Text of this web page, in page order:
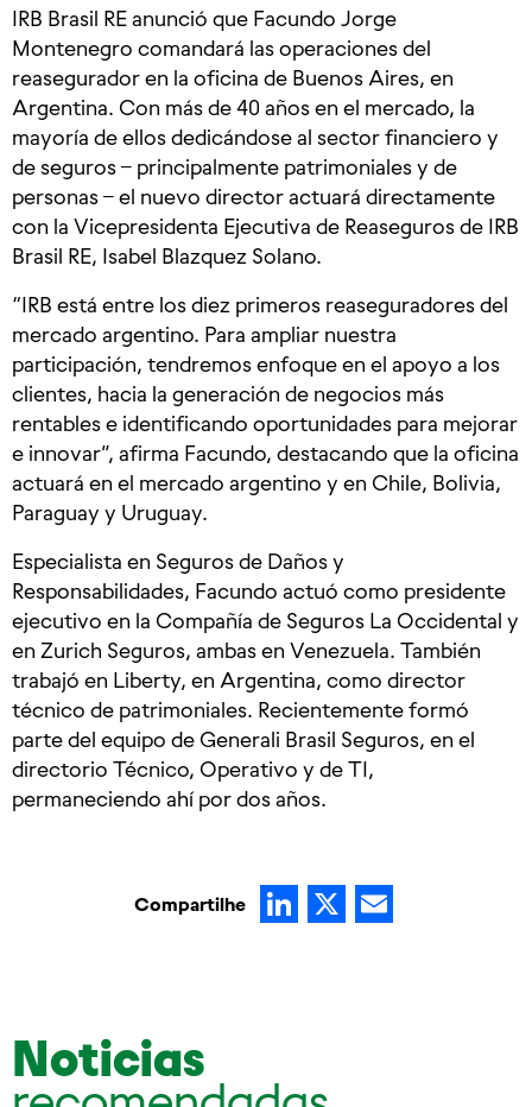
IRB Brasil RE anunció que Facundo Jorge
Montenegro comandará las operaciones del
reasegurador en la oficina de Buenos Aires, en
Argentina. Con más de 40 años en el mercado, la
mayoría de ellos dedicándose al sector financiero y
de seguros – principalmente patrimoniales y de
personas – el nuevo director actuará directamente
con la Vicepresidenta Ejecutiva de Reaseguros de IRB
Brasil RE, Isabel Blazquez Solano.
“IRB está entre los diez primeros reaseguradores del
mercado argentino. Para ampliar nuestra
participación, tendremos enfoque en el apoyo a los
clientes, hacia la generación de negocios más
rentables e identificando oportunidades para mejorar
e innovar”, afirma Facundo, destacando que la oficina
actuará en el mercado argentino y en Chile, Bolivia,
Paraguay y Uruguay.
Especialista en Seguros de Daños y
Responsabilidades, Facundo actuó como presidente
ejecutivo en la Compañía de Seguros La Occidental y
en Zurich Seguros, ambas en Venezuela. También
trabajó en Liberty, en Argentina, como director
técnico de patrimoniales. Recientemente formó
parte del equipo de Generali Brasil Seguros, en el
directorio Técnico, Operativo y de TI,
permaneciendo ahí por dos años.
Compartilhe LinkedIn
X
Noticias